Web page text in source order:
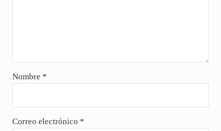
Nombre *
Correo electrónico *